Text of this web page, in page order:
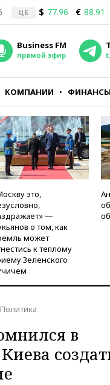
ЦБ $ 77.96 € 88.91
Business FM
прямой эфир
КОМПАНИИ ФИНАНСЫ
это,
—
о том, как
может
к теплому
Зеленского
Политика
в